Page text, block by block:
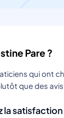
Pare ?
qui ont
que des
la satisfaction